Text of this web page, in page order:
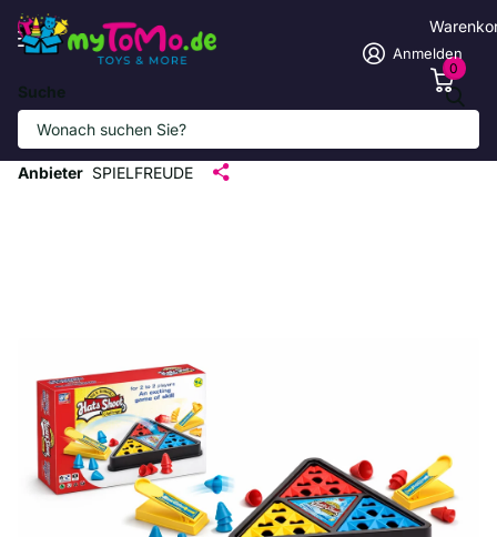
Suche
Anmelden
0
Faszinierendes Geschicklichkeitsspiel
für Kinder
Anbieter SPIELFREUDE